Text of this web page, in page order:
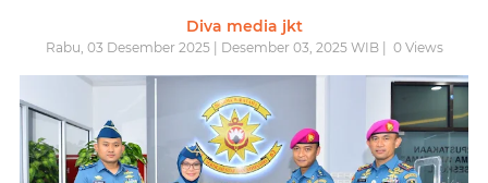
Diva media jkt
Rabu, 03 Desember 2025 | Desember 03, 2025 WIB | 0Views